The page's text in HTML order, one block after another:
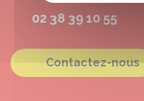
02 38 39 10 55
Contactez-nous